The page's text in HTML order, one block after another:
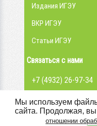
Мы используем
сайта. Продолжая, вы
отношении
Издания ИГЭУ
ВКР ИГЭУ
Статьи ИГЭУ
Связаться с нами
+7 (4932) 26-97-34
admin@library.ispu.ru
Вконтакте